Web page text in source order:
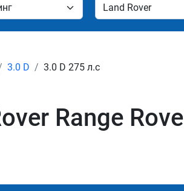
3.0 D 3.0 D 275 л.с
Range